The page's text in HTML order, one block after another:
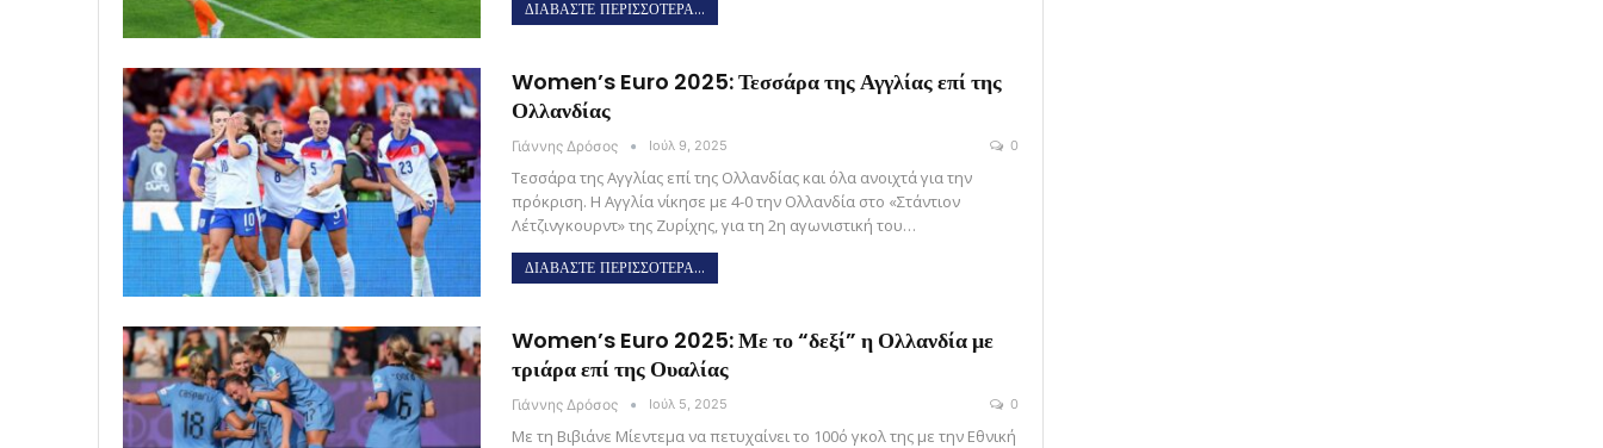
ΔΙΑΒΑΣΤΕ ΠΕΡΙΣΣΟΤΕΡΑ...
Women’s Euro 2025: Τεσσάρα της Αγγλίας επί της
Ολλανδίας
Γιάννης Δρόσος Ιούλ 9, 2025 0
Τεσσάρα της Αγγλίας επί της Ολλανδίας και όλα ανοιχτά για την
πρόκριση. Η Αγγλία νίκησε με 4-0 την Ολλανδία στο «Στάντιον
Λέτζινγκουρντ» της Ζυρίχης, για τη 2η αγωνιστική του…
ΔΙΑΒΑΣΤΕ ΠΕΡΙΣΣΟΤΕΡΑ...
Women’s Euro 2025: Με το “δεξί” η Ολλανδία με
τριάρα επί της Ουαλίας
Γιάννης Δρόσος Ιούλ 5, 2025 0
Με τη Βιβιάνε Μίεντεμα να πετυχαίνει το 100ό γκολ της με την Εθνική